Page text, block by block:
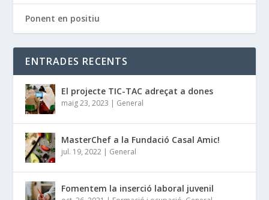
Ponent en positiu
ENTRADES RECENTS
El projecte TIC-TAC adreçat a dones
maig 23, 2023 | General
MasterChef a la Fundació Casal Amic!
jul. 19, 2022 | General
Fomentem la inserció laboral juvenil